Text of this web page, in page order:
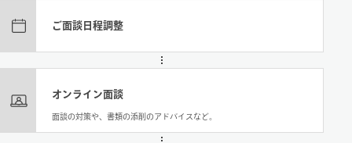
ご面談日程調整
オンライン面談
面談の対策や、書類の添削のアドバイスなど。